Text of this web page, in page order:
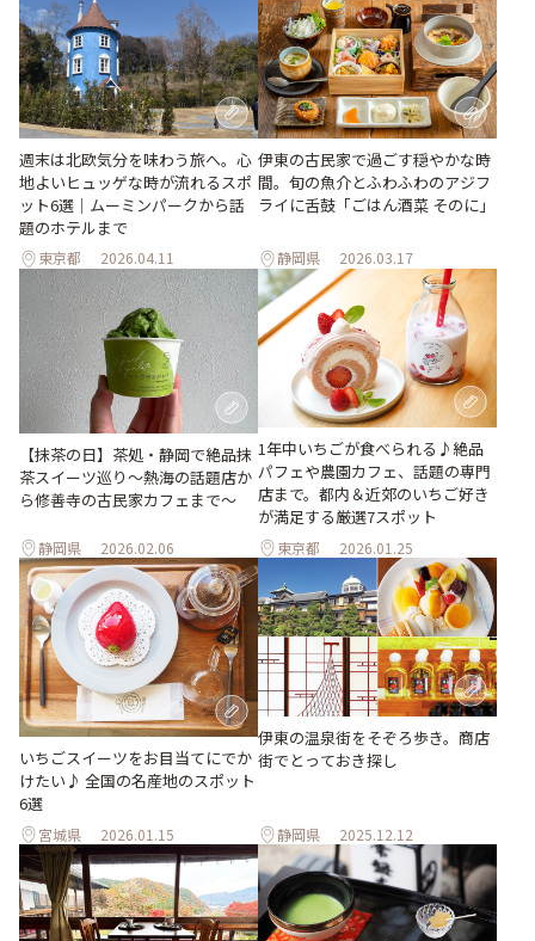
週末は北欧気分を味わう旅へ。心
地よいヒュッゲな時が流れるスポ
ット6選｜ムーミンパークから話
題のホテルまで
東京都 2026.04.11
伊東の古民家で過ごす穏やかな時
間。旬の魚介とふわふわのアジフ
ライに舌鼓「ごはん酒菜 そのに」
静岡県 2026.03.17
【抹茶の日】茶処・静岡で絶品抹
茶スイーツ巡り～熱海の話題店か
ら修善寺の古民家カフェまで～
静岡県 2026.02.06
1年中いちごが食べられる♪絶品
パフェや農園カフェ、話題の専門
店まで。都内＆近郊のいちご好き
が満足する厳選7スポット
東京都 2026.01.25
いちごスイーツをお目当てにでか
けたい♪ 全国の名産地のスポット
6選
宮城県 2026.01.15
伊東の温泉街をそぞろ歩き。商店
街でとっておき探し
静岡県 2025.12.12